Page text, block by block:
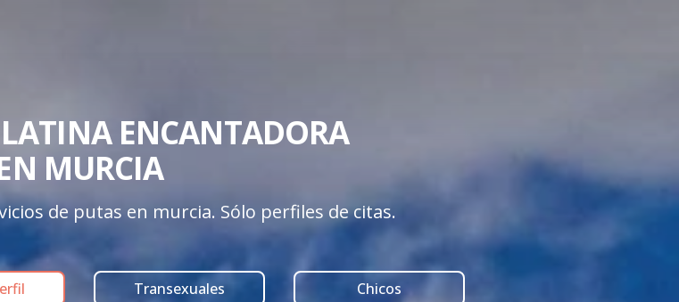
ENCANTADORA
MURCIA
de putas en murcia. Sólo perfiles de citas.
Transexuales Chicos